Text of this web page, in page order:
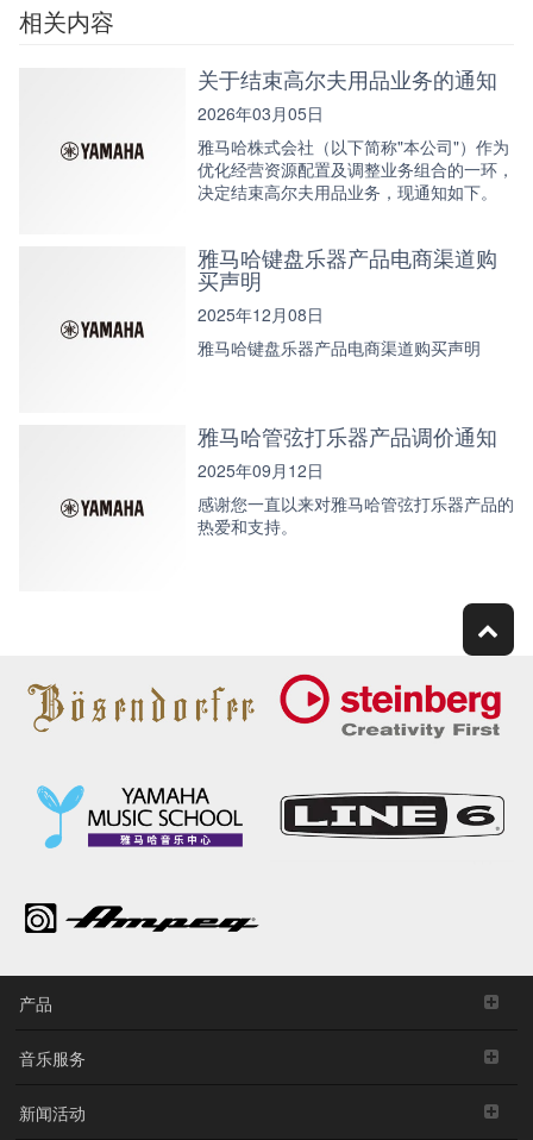
相关内容
关于结束高尔夫用品业务的通知
2026年03月05日
雅马哈株式会社（以下简称"本公司"）作为
优化经营资源配置及调整业务组合的一环，
决定结束高尔夫用品业务，现通知如下。
雅马哈键盘乐器产品电商渠道购
买声明
2025年12月08日
雅马哈键盘乐器产品电商渠道购买声明
雅马哈管弦打乐器产品调价通知
2025年09月12日
感谢您一直以来对雅马哈管弦打乐器产品的
热爱和支持。
产品
音乐服务
新闻活动